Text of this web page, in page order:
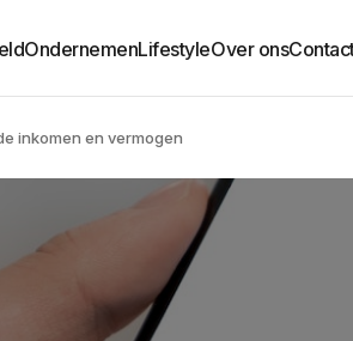
OndernemenLifestyleOver ons
inkomen en vermogen